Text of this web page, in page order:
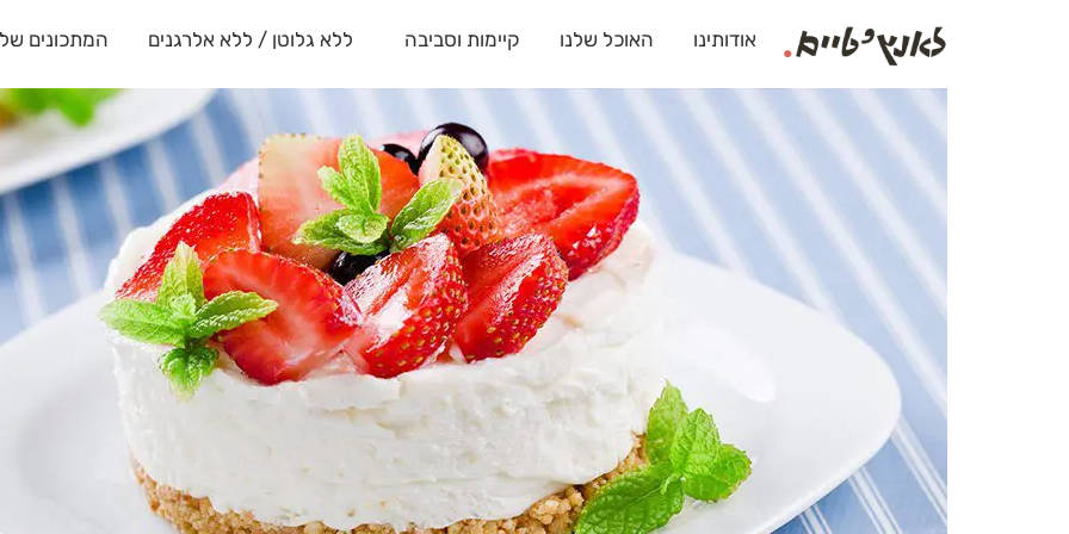
אודותינו האוכל שלנו קיימות וסביבה ללא גלוטן / ללא אלרגנים המתכונים